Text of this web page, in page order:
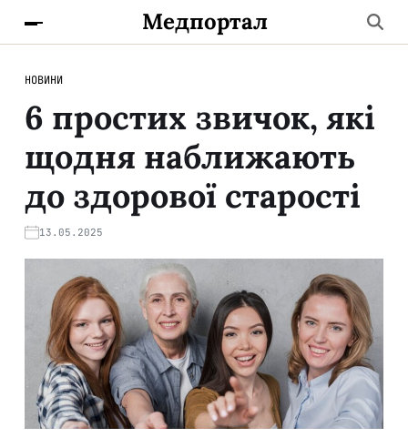
Медпортал
НОВИНИ
6 простих звичок, які
щодня наближають
до здорової старості
13.05.2025